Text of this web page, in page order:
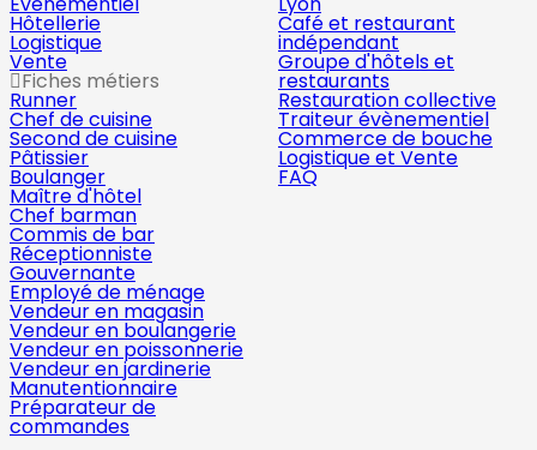
Hôtellerie
Logistique
Vente
Fiches métiers
Runner
Chef de cuisine
Second de cuisine
Pâtissier
Boulanger
Maître d'hôtel
Chef barman
Commis de bar
Réceptionniste
Gouvernante
Employé de ménage
Vendeur en magasin
Vendeur en boulangerie
Vendeur en poissonnerie
Vendeur en jardinerie
Manutentionnaire
Préparateur de
commandes
Café et restaurant
indépendant
Groupe d'hôtels et
restaurants
Restauration collective
Traiteur évènementiel
Commerce de bouche
Logistique et Vente
FAQ